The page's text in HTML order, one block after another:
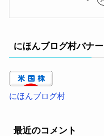
にほんブログ村バナー
にほんブログ村
最近のコメント